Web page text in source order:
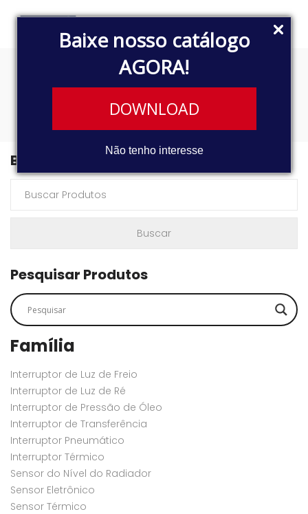
Baixe nosso catálogo
AGORA!
DOWNLOAD
Não tenho interesse
V40
Buscar Produtos
Pesquisar Produtos
Família
Interruptor de Luz de Freio
Interruptor de Luz de Ré
Interruptor de Pressão de Óleo
Interruptor de Transferência
Interruptor Pneumático
Interruptor Térmico
Sensor do Nível do Radiador
Sensor Eletrônico
Sensor Térmico